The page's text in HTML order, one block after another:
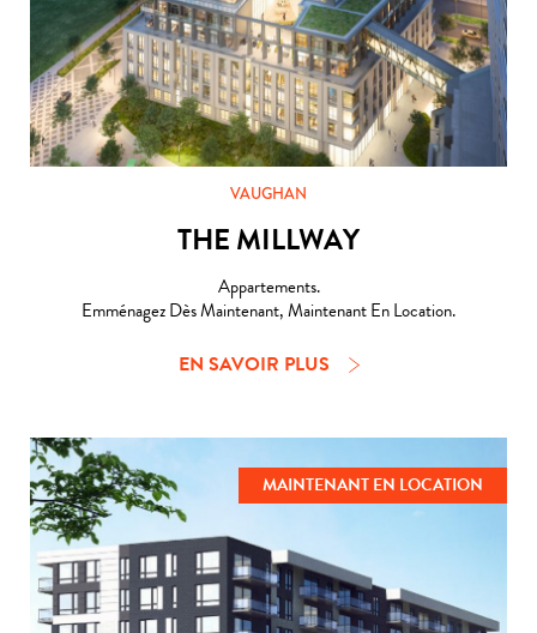
VAUGHAN
THE MILLWAY
Appartements.
Emménagez Dès Maintenant, Maintenant En Location.
EN SAVOIR PLUS
MAINTENANT EN LOCATION